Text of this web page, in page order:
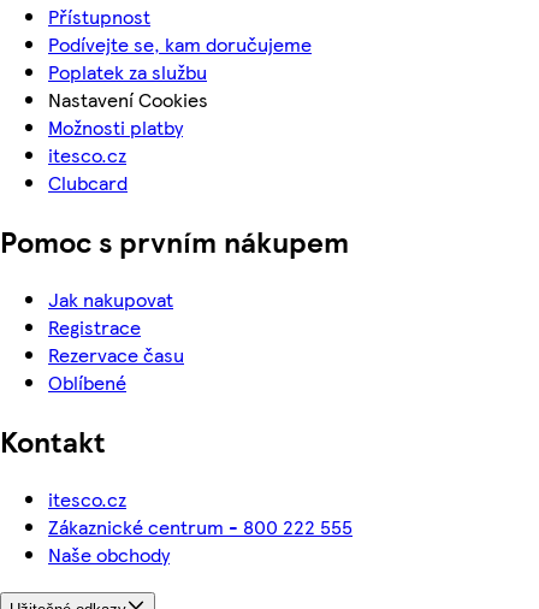
Přístupnost
Podívejte se, kam doručujeme
Poplatek za službu
Nastavení Cookies
Možnosti platby
itesco.cz
Clubcard
Pomoc s prvním nákupem
Jak nakupovat
Registrace
Rezervace času
Oblíbené
Kontakt
itesco.cz
Zákaznické centrum - 800 222 555
Naše obchody